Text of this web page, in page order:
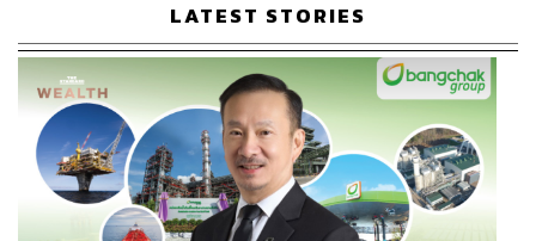
ภาพ: Viacheslav Ratynskyi / REUTERS
อ้างอิง:
https://www.aljazeera.com/news/2024/8/12/has-ukrai
nes-incursion-into-russias-kursk-changed-dynamics-
of-the-war
https://www.aljazeera.com/news/2024/8/12/putin-say
s-ukraine-will-receive-a-worthy-response-over-kursk-
incursion
LATEST STORIES